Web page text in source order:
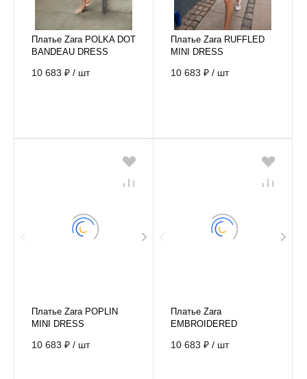
Платье Zara POLKA DOT
BANDEAU DRESS
10 683 ₽ / шт
Платье Zara RUFFLED
MINI DRESS
10 683 ₽ / шт
Платье Zara POPLIN
MINI DRESS
10 683 ₽ / шт
Платье Zara
EMBROIDERED
10 683 ₽ / шт